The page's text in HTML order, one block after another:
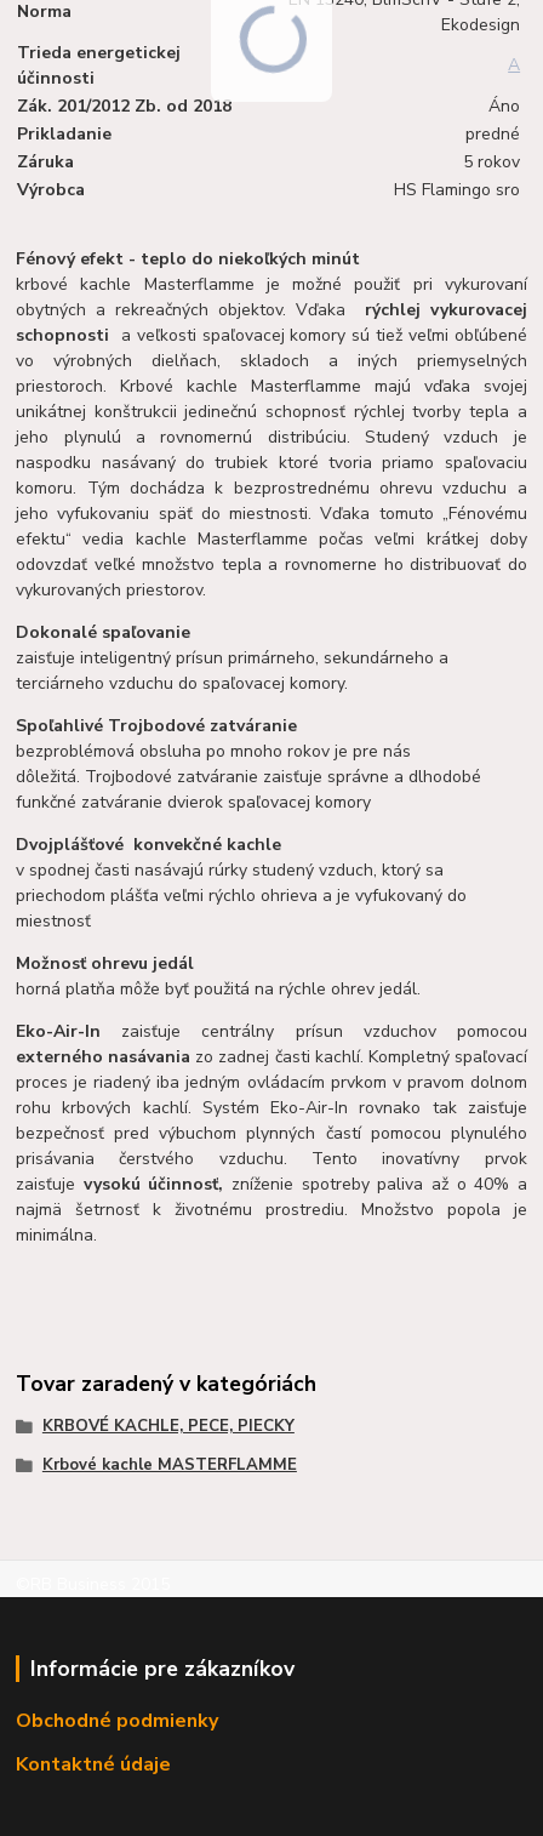
Norma
Ekodesign
Trieda energetickej
účinnosti
A
Zák. 201/2012 Zb. od 2018
Áno
Prikladanie
predné
Záruka
5 rokov
Výrobca
HS Flamingo sro
Fénový efekt - teplo do niekoľkých minút
krbové kachle Masterflamme je možné použiť pri vykurovaní
obytných a rekreačných objektov. Vďaka rýchlej vykurovacej
schopnosti a veľkosti spaľovacej komory sú tiež veľmi obľúbené
vo výrobných dielňach, skladoch a iných priemyselných
priestoroch. Krbové kachle Masterflamme majú vďaka svojej
unikátnej konštrukcii jedinečnú schopnosť rýchlej tvorby tepla a
jeho plynulú a rovnomernú distribúciu. Studený vzduch je
naspodku nasávaný do trubiek ktoré tvoria priamo spaľovaciu
komoru. Tým dochádza k bezprostrednému ohrevu vzduchu a
jeho vyfukovaniu späť do miestnosti. Vďaka tomuto „Fénovému
efektu“ vedia kachle Masterflamme počas veľmi krátkej doby
odovzdať veľké množstvo tepla a rovnomerne ho distribuovať do
vykurovaných priestorov.
Dokonalé spaľovanie
zaisťuje inteligentný prísun primárneho, sekundárneho a
terciárneho vzduchu do spaľovacej komory.
Spoľahlivé Trojbodové zatváranie
bezproblémová obsluha po mnoho rokov je pre nás
dôležitá. Trojbodové zatváranie zaisťuje správne a dlhodobé
funkčné zatváranie dvierok spaľovacej komory
Dvojplášťové konvekčné kachle
v spodnej časti nasávajú rúrky studený vzduch, ktorý sa
priechodom plášťa veľmi rýchlo ohrieva a je vyfukovaný do
miestnosť
Možnosť ohrevu jedál
horná platňa môže byť použitá na rýchle ohrev jedál.
Eko-Air-In zaisťuje centrálny prísun vzduchov pomocou
externého nasávania zo zadnej časti kachlí. Kompletný spaľovací
proces je riadený iba jedným ovládacím prvkom v pravom dolnom
rohu krbových kachlí. Systém Eko-Air-In rovnako tak zaisťuje
bezpečnosť pred výbuchom plynných častí pomocou plynulého
prisávania čerstvého vzduchu. Tento inovatívny prvok
zaisťuje vysokú účinnosť, zníženie spotreby paliva až o 40% a
najmä šetrnosť k životnému prostrediu. Množstvo popola je
minimálna.
Tovar zaradený v kategóriách
KRBOVÉ KACHLE, PECE, PIECKY
Krbové kachle MASTERFLAMME
Informácie pre zákazníkov
Obchodné podmienky
Kontaktné údaje